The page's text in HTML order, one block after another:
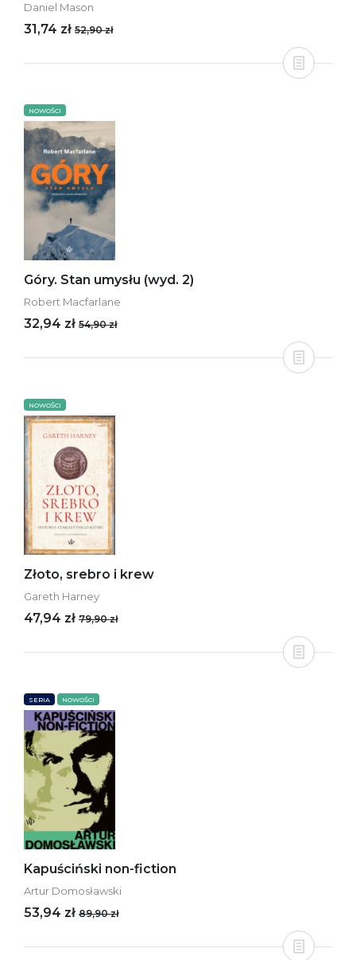
Daniel Mason
31,74 zł 52,90 zł
NOWOŚCI
Góry. Stan umysłu (wyd. 2)
Robert Macfarlane
32,94 zł 54,90 zł
NOWOŚCI
Złoto, srebro i krew
Gareth Harney
47,94 zł 79,90 zł
SERIA NOWOŚCI
Kapuściński non-fiction
Artur Domosławski
53,94 zł 89,90 zł